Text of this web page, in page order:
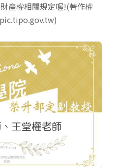
產權相關規定喔!(著作權